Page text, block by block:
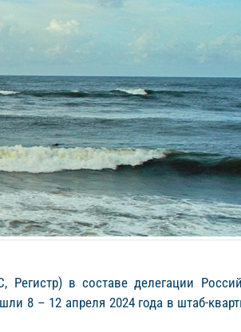
Регистр) в составе делегации
8 – 12 апреля 2024 года в штаб-